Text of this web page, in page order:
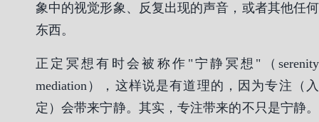
象中的视觉形象、反复出现的声音，或者其他任何
东西。
正定冥想有时会被称作"宁静冥想"（serenity
mediation），这样说是有道理的，因为专注（入
定）会带来宁静。其实，专注带来的不只是宁静。